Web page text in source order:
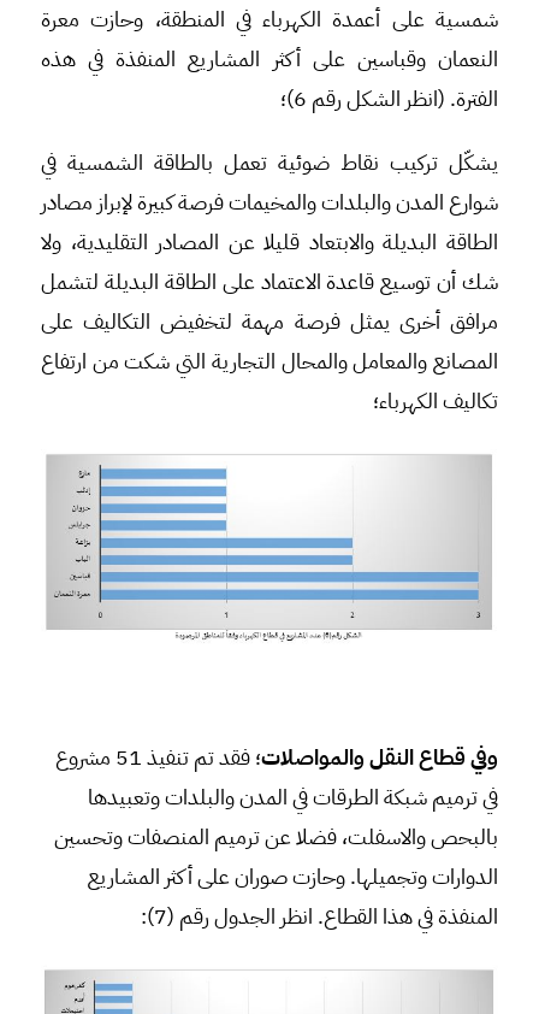
شمسية على أعمدة الكهرباء في المنطقة، وحازت معرة
النعمان وقباسين على أكثر المشاريع المنفذة في هذه
الفترة. (انظر الشكل رقم 6)؛
يشكّل تركيب نقاط ضوئية تعمل بالطاقة الشمسية في
شوارع المدن والبلدات والمخيمات فرصة كبيرة لإبراز مصادر
الطاقة البديلة والابتعاد قليلا عن المصادر التقليدية، ولا
شك أن توسيع قاعدة الاعتماد على الطاقة البديلة لتشمل
مرافق أخرى يمثل فرصة مهمة لتخفيض التكاليف على
المصانع والمعامل والمحال التجارية التي شكت من ارتفاع
تكاليف الكهرباء؛
وفي قطاع النقل والمواصلات
؛ فقد تم تنفيذ 51 مشروع
في ترميم شبكة الطرقات في المدن والبلدات وتعبيدها
بالبحص والاسفلت، فضلا عن ترميم المنصفات وتحسين
الدوارات وتجميلها. وحازت صوران على أكثر المشاريع
المنفذة في هذا القطاع. انظر الجدول رقم (7):